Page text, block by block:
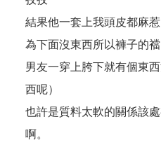
結果他一套上我頭皮都麻
為下面沒東西所以褲子的
男友一穿上胯下就有個東
西呢）
也許是質料太軟的關係該
啊。